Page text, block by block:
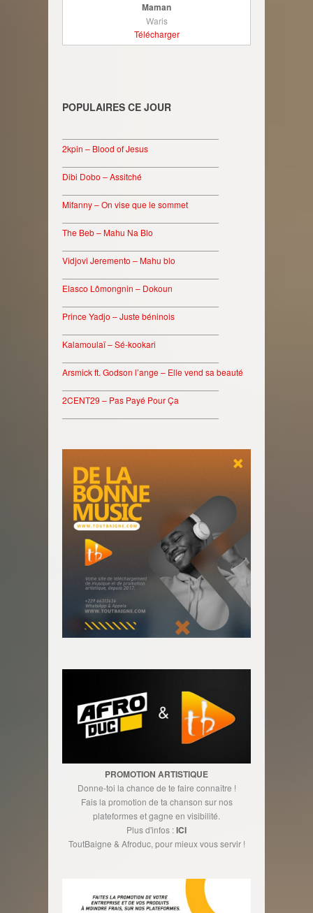
Maman
Waris
Télécharger
POPULAIRES CE JOUR
2kpin – Blood of Jesus
Dibi Dobo – Assitché
Mifanny – On vise que le sommet
The Beb – Mahu Na Blo
Vidjovi Jeremento – Mahu blo
Elasco Lômongnin – Dokoun
Prince Yadjo – Juste béninois
Kalamoulaï – Sé-kookari
Arsmick ft. Godson l’ange – Elle vend sa beauté
2CENT29 – Pas Payé Pour Ça
PROMOTION ARTISTIQUE
Donne-toi la chance de te faire connaître !
Fais la promotion de ta chanson sur nos
plateformes et gagne en visibilité.
Plus d'infos :ICI
ToutBaigne & Afroduc, pour mieux vous servir !